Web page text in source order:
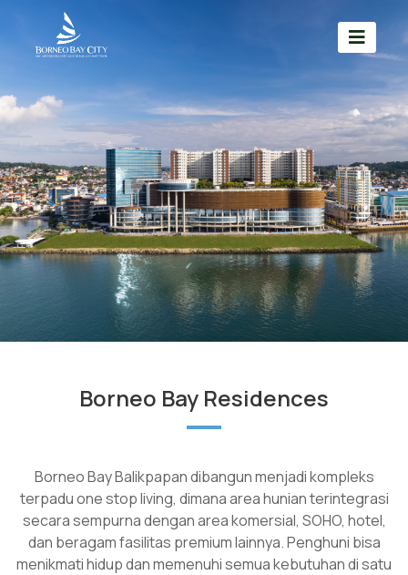
Borneo Bay Residences
Borneo Bay Balikpapan dibangun menjadi kompleks
terpadu one stop living, dimana area hunian terintegrasi
secara sempurna dengan area komersial, SOHO, hotel,
dan beragam fasilitas premium lainnya. Penghuni bisa
menikmati hidup dan memenuhi semua kebutuhan di satu